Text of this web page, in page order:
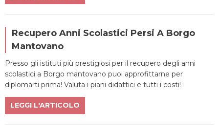
Recupero Anni Scolastici Persi A Borgo
Mantovano
Presso gli istituti più prestigiosi per il recupero degli anni
scolastici a Borgo mantovano puoi approfittarne per
diplomarti prima! Valuta i piani didattici e tutti i costi!
LEGGI L'ARTICOLO